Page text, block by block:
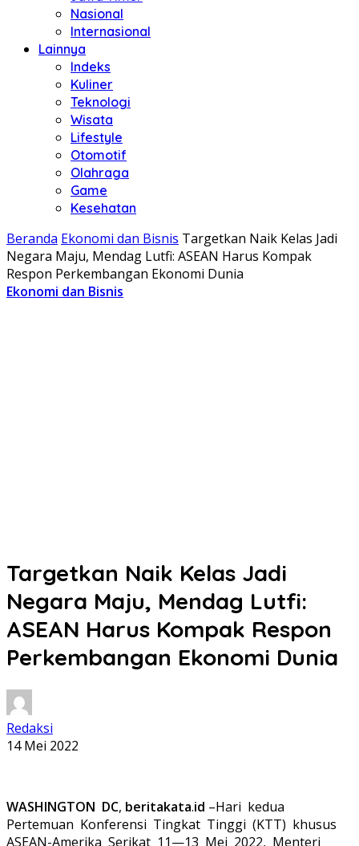
Nasional
Internasional
Lainnya
Indeks
Kuliner
Teknologi
Wisata
Lifestyle
Otomotif
Olahraga
Game
Kesehatan
Beranda Ekonomi dan Bisnis Targetkan Naik Kelas Jadi
Negara Maju, Mendag Lutfi: ASEAN Harus Kompak
Respon Perkembangan Ekonomi Dunia
Ekonomi dan Bisnis
Targetkan Naik Kelas Jadi
Negara Maju, Mendag Lutfi:
ASEAN Harus Kompak Respon
Perkembangan Ekonomi Dunia
Redaksi
14 Mei 2022
WASHINGTON DC, beritakata.id –Hari kedua
Pertemuan Konferensi Tingkat Tinggi (KTT) khusus
ASEAN-Amerika Serikat 11—13 Mei 2022, Menteri